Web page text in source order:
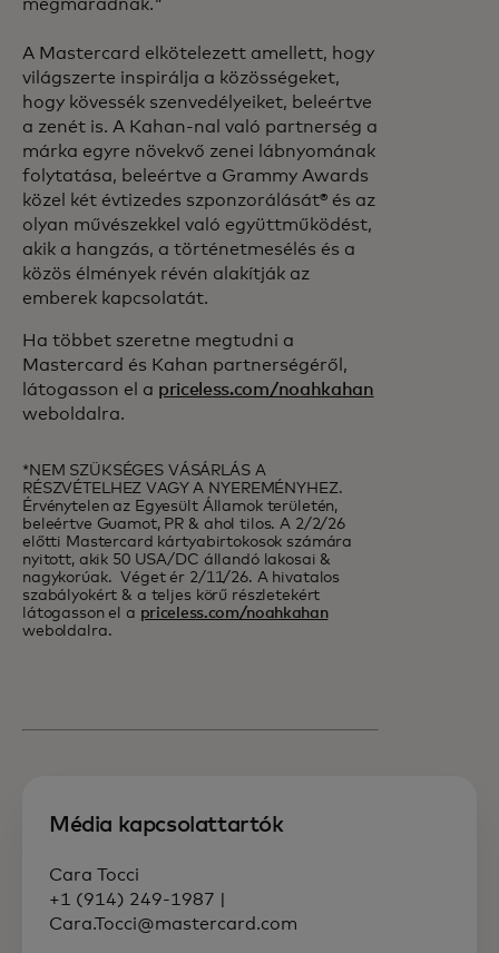
megmaradnak."
A Mastercard elkötelezett amellett, hogy
világszerte inspirálja a közösségeket,
hogy kövessék szenvedélyeiket, beleértve
a zenét is. A Kahan-nal való partnerség a
márka egyre növekvő zenei lábnyomának
folytatása, beleértve a Grammy Awards
közel két évtizedes szponzorálását® és az
olyan művészekkel való együttműködést,
akik a hangzás, a történetmesélés és a
közös élmények révén alakítják az
emberek kapcsolatát.
Ha többet szeretne megtudni a
Mastercard és Kahan partnerségéről,
látogasson el a priceless.com/noahkahan
weboldalra.
*NEM SZÜKSÉGES VÁSÁRLÁS A
RÉSZVÉTELHEZ VAGY A NYEREMÉNYHEZ.
Érvénytelen az Egyesült Államok területén,
beleértve Guamot, PR & ahol tilos. A 2/2/26
előtti Mastercard kártyabirtokosok számára
nyitott, akik 50 USA/DC állandó lakosai &
nagykorúak. Véget ér 2/11/26. A hivatalos
szabályokért & a teljes körű részletekért
látogasson el a priceless.com/noahkahan
weboldalra.
Média kapcsolattartók
Cara Tocci
+1 (914) 249-1987 |
Cara.Tocci@mastercard.com